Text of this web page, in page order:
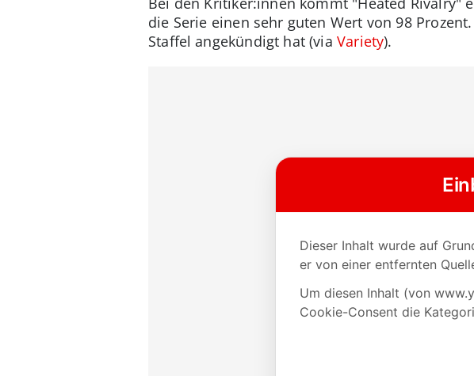
die Serie einen sehr guten Wert von 98
Staffel angekündigt hat (viaVariety).